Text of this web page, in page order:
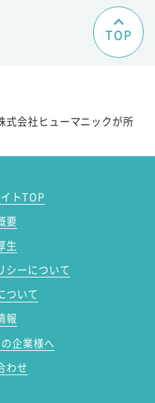
TOP
式会社ヒューマニックが所
トTOP
要
生
シーについて
ついて
報
企業様へ
わせ